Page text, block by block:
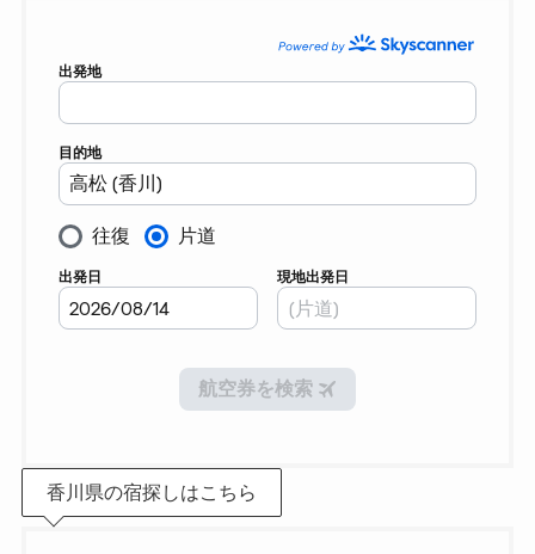
香川県の宿探しはこちら